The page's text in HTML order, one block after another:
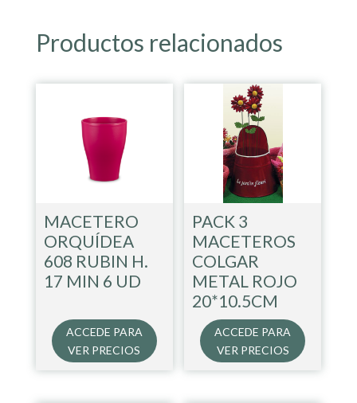
Productos relacionados
MACETERO
ORQUÍDEA
608 RUBIN H.
17 MIN 6 UD
ACCEDE PARA
VER PRECIOS
PACK 3
MACETEROS
COLGAR
METAL ROJO
20*10.5CM
ACCEDE PARA
VER PRECIOS